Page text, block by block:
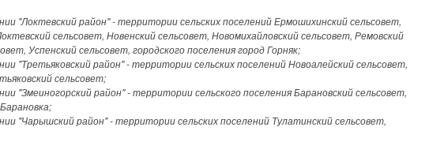
"Локтевский район" - территории сельских поселений Ермошихинский сельсовет,
сельсовет, Новенский сельсовет, Новомихайловский сельсовет, Ремовский
Успенский сельсовет, городского поселения город Горняк;
"Третьяковский район" - территории сельских поселений Новоалейский сельсовет,
сельсовет;
"Змеиногорский район" - территории сельского поселения Барановский сельсовет,
"Чарышский район" - территории сельских поселений Тулатинский сельсовет,